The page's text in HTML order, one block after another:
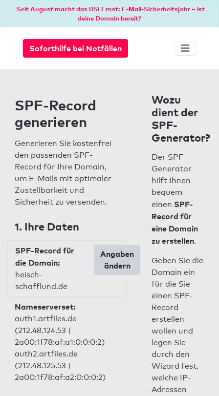
Seit August macht das BSI Ernst: E-Mail-Sicherheitsjahr – ist
deine Domain bereit?
Soforthilfe bei Notfällen
SPF-Record
generieren
Generieren Sie kostenfrei
den passenden SPF-
Record für Ihre Domain,
um E-Mails mit optimaler
Zustellbarkeit und
Sicherheit zu versenden.
1. Ihre Daten
SPF-Record für
die Domain:
heisch-
schafflund.de
Angaben
ändern
Nameserverset:
auth1.artfiles.de
(212.48.124.53 |
2a00:1f78:af:a1:0:0:0:2)
auth2.artfiles.de
(212.48.125.53 |
2a00:1f78:af:a2:0:0:0:2)
Wozu
dient der
SPF-
Generator?
Der SPF
Generator
hilft Ihnen
bequem
einen SPF-
Record für
eine Domain
zu erstellen.
Geben Sie die
Domain ein
für die Sie
einen SPF-
Record
erstellen
wollen und
legen Sie
durch den
Wizard fest,
welche IP-
Adressen